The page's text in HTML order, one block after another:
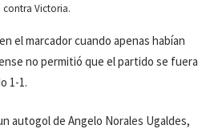
contra Victoria.
el marcador cuando apenas habían
no permitió que el partido se fuera
1-1.
autogol de Angelo Norales Ugaldes,